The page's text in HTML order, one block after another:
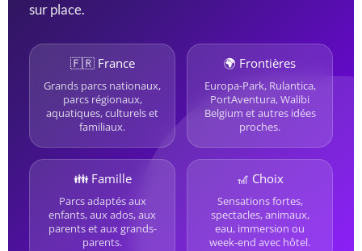
sur place.
🇫🇷 France
Grands parcs nationaux,
parcs régionaux,
aquatiques, culturels et
familiaux.
🌍 Frontières
Europa-Park, Rulantica,
PortAventura, Walibi
Belgium et autres idées
proches.
👪 Famille
Parcs adaptés aux
enfants, aux ados, aux
parents et aux grands-
parents.
🎢 Choix
Sensations fortes,
spectacles, animaux,
eau, immersion ou
week-end avec hôtel.